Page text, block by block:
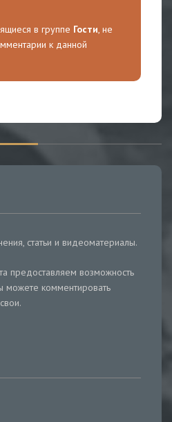
в группе Гости, не
к данной
статьи и видеоматериалы.
предоставляем возможность
можете комментировать